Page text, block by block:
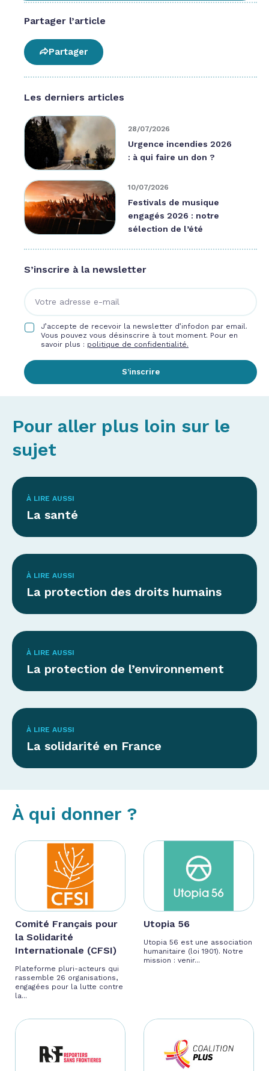
Partager l’article
Partager
Les derniers articles
28/07/2026
Urgence incendies 2026
: à qui faire un don ?
10/07/2026
Festivals de musique
engagés 2026 : notre
sélection de l’été
S’inscrire à la newsletter
J’accepte de recevoir la newsletter d’infodon par email.
Vous pouvez vous désinscrire à tout moment. Pour en
savoir plus : politique de confidentialité.
S’inscrire
Pour aller plus loin sur le
sujet
À LIRE AUSSI
La santé
À LIRE AUSSI
La protection des droits humains
À LIRE AUSSI
La protection de l’environnement
À LIRE AUSSI
La solidarité en France
À qui donner ?
Comité Français pour
la Solidarité
Internationale (CFSI)
Plateforme pluri-acteurs qui
rassemble 26 organisations,
engagées pour la lutte contre
la...
Utopia 56
Utopia 56 est une association
humanitaire (loi 1901). Notre
mission : venir...